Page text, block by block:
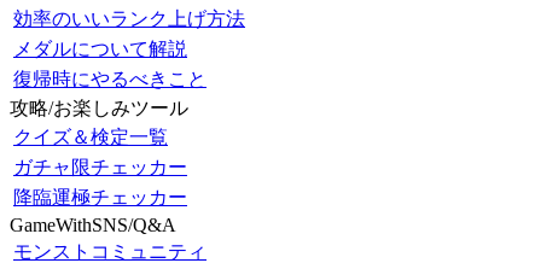
効率のいいランク上げ方法
メダルについて解説
復帰時にやるべきこと
攻略/お楽しみツール
クイズ＆検定一覧
ガチャ限チェッカー
降臨運極チェッカー
GameWithSNS/Q&A
モンストコミュニティ